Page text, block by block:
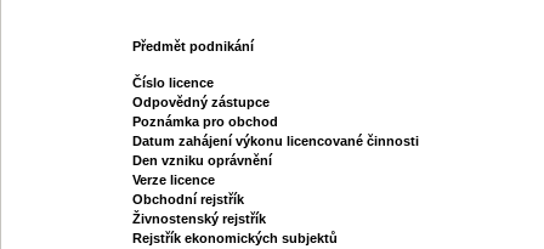
Předmět podnikání
Číslo licence
Odpovědný zástupce
Poznámka pro obchod
Datum zahájení výkonu licencované činnosti
Den vzniku oprávnění
Verze licence
Obchodní rejstřík
Živnostenský rejstřík
Rejstřík ekonomických subjektů